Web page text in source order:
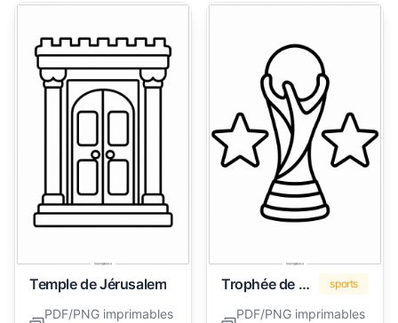
Temple de Jérusalem
PDF/PNG imprimables
Trophée de la Coupe du Monde sports
PDF/PNG imprimables